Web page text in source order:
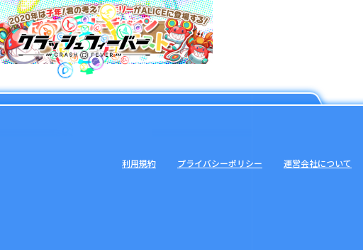
利用規約 プライバシーポリシー 運営会社について